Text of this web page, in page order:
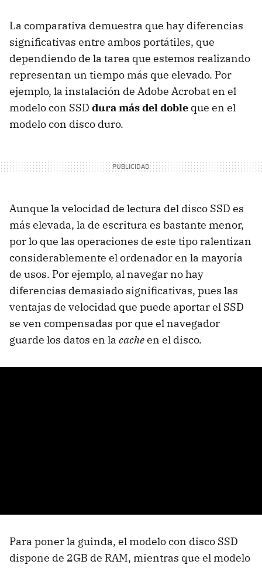
La comparativa demuestra que hay diferencias
significativas entre ambos portátiles, que
dependiendo de la tarea que estemos realizando
representan un tiempo más que elevado. Por
ejemplo, la instalación de Adobe Acrobat en el
modelo con SSD dura más del doble que en el
modelo con disco duro.
Aunque la velocidad de lectura del disco SSD es
más elevada, la de escritura es bastante menor,
por lo que las operaciones de este tipo ralentizan
considerablemente el ordenador en la mayoría
de usos. Por ejemplo, al navegar no hay
diferencias demasiado significativas, pues las
ventajas de velocidad que puede aportar el SSD
se ven compensadas por que el navegador
guarde los datos en la cacheen el disco.
Para poner la guinda, el modelo con disco SSD
dispone de 2GB de RAM, mientras que el modelo